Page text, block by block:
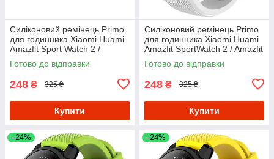
Силіконовий ремінець Primo
для годинника Xiaomi Huami
Amazfit Sport Watch 2 /
Amazfit Stratos - Red
Готово до відправки
248 ₴ 325 ₴
Купити
Силіконовий ремінець Primo
для годинника Xiaomi Huami
Amazfit SportWatch 2 / Amazfit
Stratos - White
Готово до відправки
248 ₴ 325 ₴
Купити
–24% –24%